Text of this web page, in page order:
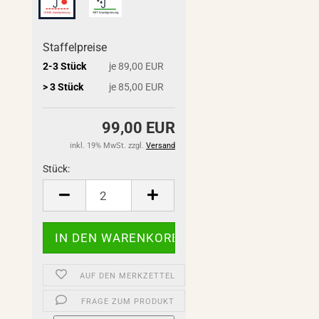
Staffelpreise
2-3 Stück
je 89,00 EUR
> 3 Stück
je 85,00 EUR
99,00 EUR
inkl. 19% MwSt. zzgl. Versand
Stück:
Stück
AUF DEN MERKZETTEL
FRAGE ZUM PRODUKT